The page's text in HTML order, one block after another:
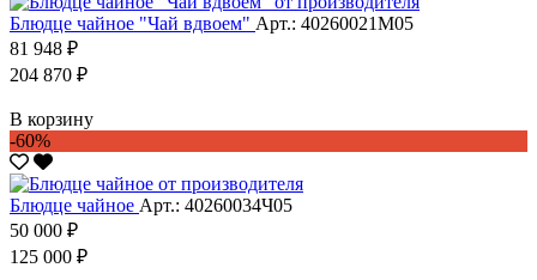
Блюдце чайное "Чай вдвоем" Арт.: 40260021М05
81 948 ₽
204 870 ₽
В корзину
-60%
Блюдце чайное Арт.: 40260034Ч05
50 000 ₽
125 000 ₽